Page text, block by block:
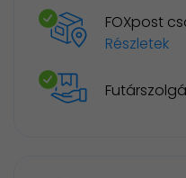
FOXpost
Részletek